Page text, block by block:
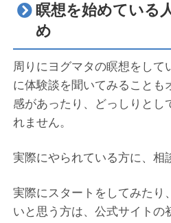
瞑想を始めている
め
周りにヨグマタの瞑想をして
に体験談を聞いてみることも
感があったり、どっしりとし
れません。
実際にやられている方に、相
実際にスタートをしてみたり
いと思う方は、公式サイトの